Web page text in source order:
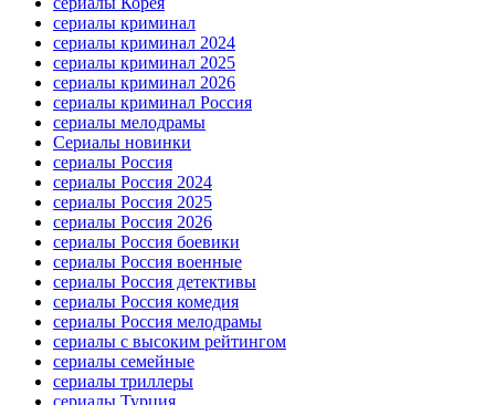
сериалы криминал
сериалы криминал 2024
сериалы криминал 2025
сериалы криминал 2026
сериалы криминал Россия
сериалы мелодрамы
Сериалы новинки
сериалы Россия
сериалы Россия 2024
сериалы Россия 2025
сериалы Россия 2026
сериалы Россия боевики
сериалы Россия военные
сериалы Россия детективы
сериалы Россия комедия
сериалы Россия мелодрамы
сериалы с высоким рейтингом
сериалы семейные
сериалы триллеры